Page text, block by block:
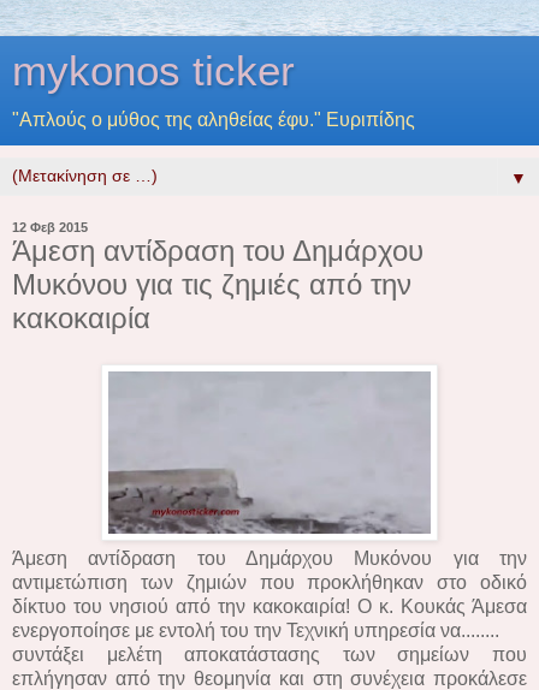
mykonos ticker
"Απλούς ο μύθος της αληθείας έφυ." Ευριπίδης
▼
12 Φεβ 2015
Άμεση αντίδραση του Δημάρχου
Μυκόνου για τις ζημιές από την
κακοκαιρία
Άμεση αντίδραση του Δημάρχου Μυκόνου για την
αντιμετώπιση των ζημιών που προκλήθηκαν στο οδικό
δίκτυο του νησιού από την κακοκαιρία! Ο κ. Κουκάς Άμεσα
ενεργοποίησε με εντολή του την Τεχνική υπηρεσία να........
συντάξει μελέτη αποκατάστασης των σημείων που
επλήγησαν από την θεομηνία και στη συνέχεια προκάλεσε